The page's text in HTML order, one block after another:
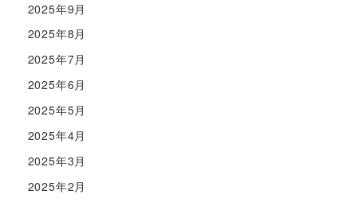
2025年9月
2025年8月
2025年7月
2025年6月
2025年5月
2025年4月
2025年3月
2025年2月